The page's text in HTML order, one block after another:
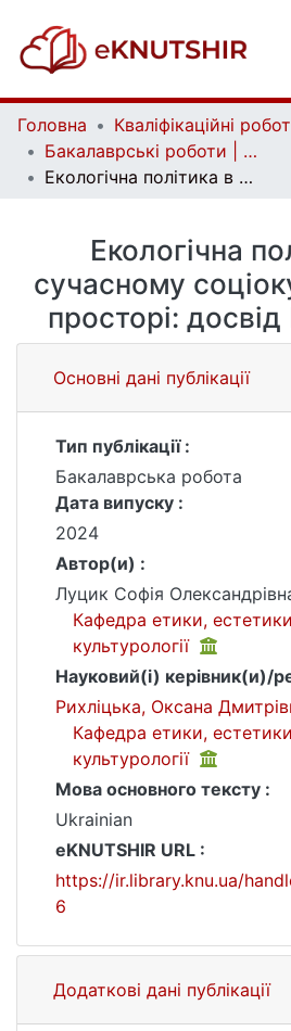
Головна
Бакалаврські роботи | Bachelor theses
Екологічна політика в сучасному соціокультурному просторі: досвід Німеччини
Екологічна
сучасному
просторі:
Основні дані публікації
Тип публікації :
Бакалаврська робота
Дата випуску :
2024
Автор(и) :
Луцик Софія
Кафедра етики,
культурології
Науковий(і) керівник(и)/
Рихліцька, Оксана
Кафедра етики,
культурології
Мова основного тексту :
Ukrainian
eKNUTSHIR URL :
https://ir.library.knu.ua/
6
Додаткові дані публікації